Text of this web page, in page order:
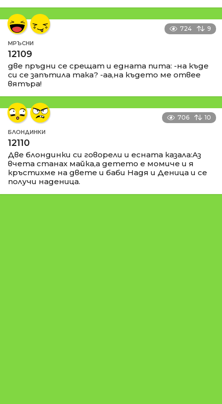
724 9
МРЪСНИ
12109
две пръдни се срещат и едната пита: -на къде
си се запътила така? -аа,на където ме отвее
вятъра!
706 10
БЛОНДИНКИ
12110
Две блондинки си говорели и есната казала:Аз
вчета станах майка,а детето е момиче и я
кръстихме на двете и баби Надя и Деница и се
получи наденица.